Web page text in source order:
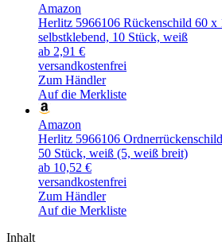
Amazon
Herlitz 5966106 Rückenschild 60 x
selbstklebend, 10 Stück, weiß
ab 2,91 €
versandkostenfrei
Zum Händler
Auf die Merkliste
Amazon
Herlitz 5966106
50 Stück, weiß (5, weiß breit)
ab 10,52 €
versandkostenfrei
Zum Händler
Auf die Merkliste
Inhalt